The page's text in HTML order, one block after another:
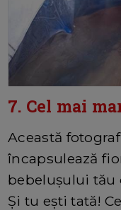
7. Cel mai
Această
încapsulează
bebelușului tău
Și tu ești tată!